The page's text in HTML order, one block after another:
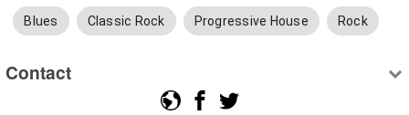
Blues Classic Rock Progressive House Rock
Contact